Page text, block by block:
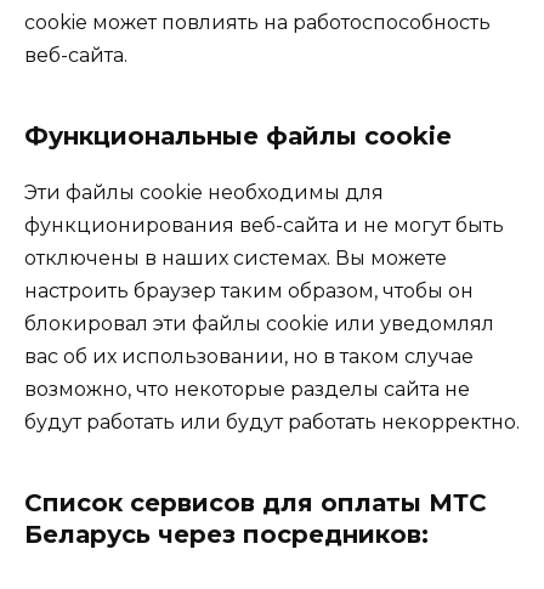
cookie может повлиять на работоспособность
веб-сайта.
Функциональные файлы cookie
Эти файлы cookie необходимы для
функционирования веб-сайта и не могут быть
отключены в наших системах. Вы можете
настроить браузер таким образом, чтобы он
блокировал эти файлы cookie или уведомлял
вас об их использовании, но в таком случае
возможно, что некоторые разделы сайта не
будут работать или будут работать некорректно.
Список сервисов для оплаты МТС
Беларусь через посредников: